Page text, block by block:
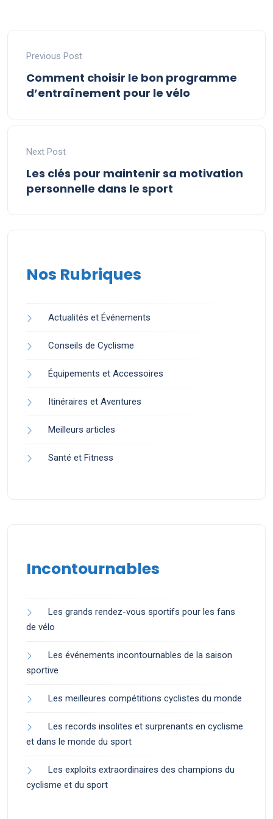
Previous Post
Comment choisir le bon programme
d’entraînement pour le vélo
Next Post
Les clés pour maintenir sa motivation
personnelle dans le sport
Nos Rubriques
Actualités et Événements
Conseils de Cyclisme
Équipements et Accessoires
Itinéraires et Aventures
Meilleurs articles
Santé et Fitness
Incontournables
Les grands rendez-vous sportifs pour les fans
de vélo
Les événements incontournables de la saison
sportive
Les meilleures compétitions cyclistes du monde
Les records insolites et surprenants en cyclisme
et dans le monde du sport
Les exploits extraordinaires des champions du
cyclisme et du sport